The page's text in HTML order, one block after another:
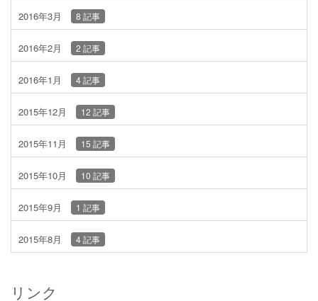
2016年3月 8 記事
2016年2月 2 記事
2016年1月 4 記事
2015年12月 12 記事
2015年11月 15 記事
2015年10月 10 記事
2015年9月 1 記事
2015年8月 4 記事
リンク